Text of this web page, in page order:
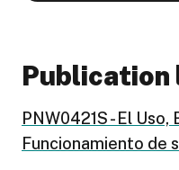
Publication
PNW0421S - El Uso,
Funcionamiento de